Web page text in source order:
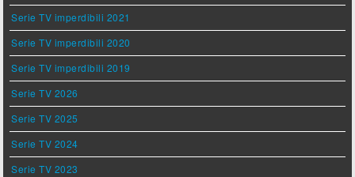
Serie TV imperdibili 2021
Serie TV imperdibili 2020
Serie TV imperdibili 2019
Serie TV 2026
Serie TV 2025
Serie TV 2024
Serie TV 2023